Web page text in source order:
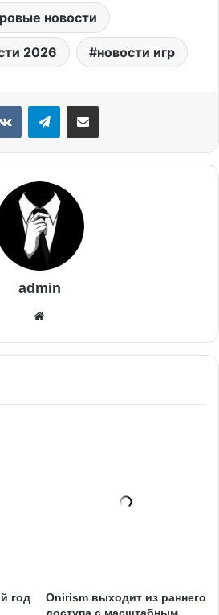
новости
2026 новости игр
admin
год
Onirism выходит из раннего